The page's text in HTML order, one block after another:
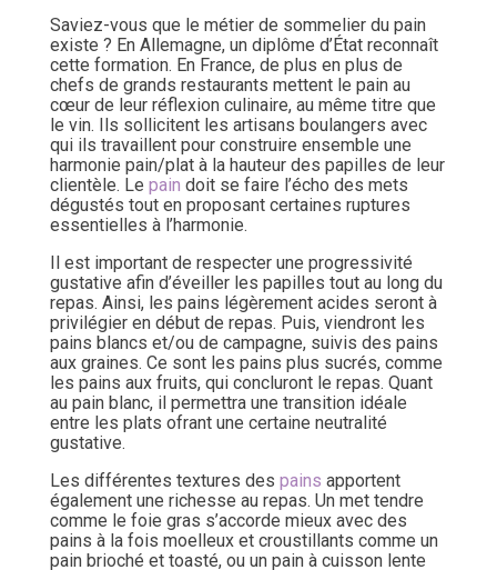
Saviez-vous que le métier de sommelier du pain
existe ? En Allemagne, un diplôme d’État reconnaît
cette formation. En France, de plus en plus de
chefs de grands restaurants mettent le pain au
cœur de leur réflexion culinaire, au même titre que
le vin. Ils sollicitent les artisans boulangers avec
qui ils travaillent pour construire ensemble une
harmonie pain/plat à la hauteur des papilles de leur
clientèle. Le pain doit se faire l’écho des mets
dégustés tout en proposant certaines ruptures
essentielles à l’harmonie.
Il est important de respecter une progressivité
gustative afin d’éveiller les papilles tout au long du
repas. Ainsi, les pains légèrement acides seront à
privilégier en début de repas. Puis, viendront les
pains blancs et/ou de campagne, suivis des pains
aux graines. Ce sont les pains plus sucrés, comme
les pains aux fruits, qui concluront le repas. Quant
au pain blanc, il permettra une transition idéale
entre les plats ofrant une certaine neutralité
gustative.
Les différentes textures des pains apportent
également une richesse au repas. Un met tendre
comme le foie gras s’accorde mieux avec des
pains à la fois moelleux et croustillants comme un
pain brioché et toasté, ou un pain à cuisson lente